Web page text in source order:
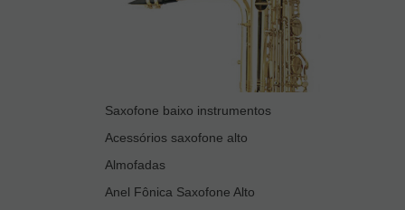
Saxofone baixo instrumentos
Acessórios saxofone alto
Almofadas
Anel Fônica Saxofone Alto